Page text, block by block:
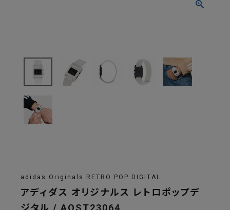
adidas Originals RETRO POP DIGITAL
アディダス オリジナルス レトロポップデ
ジタル / AOST23064